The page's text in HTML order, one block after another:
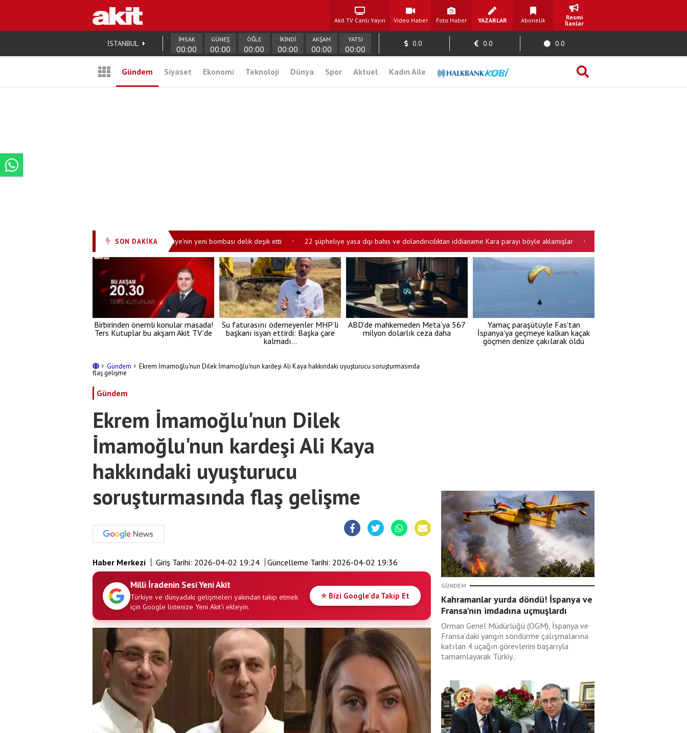
Akit TV Canlı Yayın Video Haber Foto Haber YAZARLAR Abonelik
Resmi
İlanlar
İSTANBUL İMSAK
00:00
GÜNEŞ
00:00
ÖĞLE
00:00
İKİNDİ
00:00
AKŞAM
00:00
YATSI
00:00
0.0 0.0 0.0
Gündem Siyaset Ekonomi Teknoloji Dünya Spor Aktuel Kadın Aile
SON DAKİKA
ASELSAN tarihi gelişmeyi duyurdu: Türkiye'nin yeni bombası delik deşik etti • 22 şüpheliye yasa dışı bahis ve dolandırıcılıktan iddianame Kara parayı böyle aklamışlar • 30 ilde dev DEAŞ operasyonu! Çok
Birbirinden önemli konular masada!
Ters Kutuplar bu akşam Akit TV’de
Su faturasını ödemeyenler MHP’li
başkanı isyan ettirdi: Başka çare
kalmadı…
ABD’de mahkemeden Meta’ya 567
milyon dolarlık ceza daha
Yamaç paraşütüyle Fas'tan
İspanya'ya geçmeye kalkan kaçak
göçmen denize çakılarak öldü
Gündem Ekrem İmamoğlu'nun Dilek İmamoğlu'nun kardeşi Ali Kaya hakkındaki uyuşturucu soruşturmasında
flaş gelişme
Gündem
Ekrem İmamoğlu'nun Dilek
İmamoğlu'nun kardeşi Ali Kaya
hakkındaki uyuşturucu
soruşturmasında flaş gelişme
Haber Merkezi Giriş Tarihi: 2026-04-02 19:24 Güncelleme Tarihi: 2026-04-02 19:36
Milli İradenin Sesi Yeni Akit
Türkiye ve dünyadaki gelişmeleri yakından takip etmek
için Google listenize Yeni Akit'i ekleyin.
⭐ Bizi Google'da Takip Et
GÜNDEM
Kahramanlar yurda döndü! İspanya ve
Fransa'nın imdadına uçmuşlardı
Orman Genel Müdürlüğü (OGM), İspanya ve
Fransa’daki yangın söndürme çalışmalarına
katılan 4 uçağın görevlerini başarıyla
tamamlayarak Türkiy..